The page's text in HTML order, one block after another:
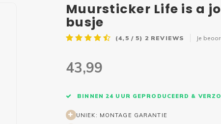
Muursticker Life is a
busje
(4,5 / 5) 2 REVIEWS Je
43,99
BINNEN 24 UUR GEPRODUCEERD &
UNIEK: MONTAGE GARANTIE